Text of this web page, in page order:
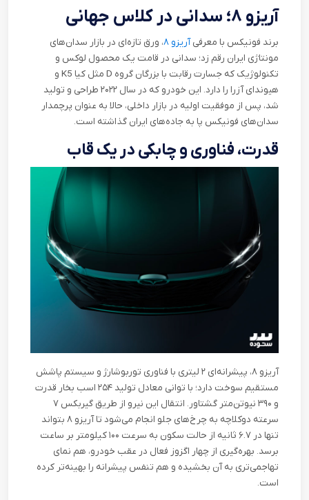
آریزو ۸؛ سدانی در کلاس جهانی
برند فونیکس با معرفیآریزو ۸
، ورق تازه‌ای در بازار سدان‌های
مونتاژی ایران رقم زد؛ سدانی در قامت یک محصول لوکس و
تکنولوژیک که جسارت رقابت با بزرگان گروه D مثل کیا K5 و
هیوندای آزرا را دارد. این خودرو که در سال ۲۰۲۲ طراحی و تولید
شد، پس از موفقیت اولیه در بازار داخلی، حالا به عنوان پرچمدار
سدان‌های فونیکس پا به جاده‌های ایران گذاشته است.
قدرت، فناوری و چابکی در یک قاب
آریزو ۸، پیشرانه‌ای ۲ لیتری با فناوری توربوشارژ و سیستم پاشش
مستقیم سوخت دارد؛ با توانی معادل تولید ۲۵۴ اسب بخار قدرت
و ۳۹۰ نیوتن‌متر گشتاور. انتقال این نیرو از طریق گیربکس ۷
سرعته دوکلاچه به چرخ‌های جلو انجام می‌شود تا آریزو ۸ بتواند
تنها در ۶.۷ ثانیه از حالت سکون به سرعت ۱۰۰ کیلومتر بر ساعت
برسد. بهره‌گیری از چهار اگزوز فعال در عقب خودرو، هم نمای
تهاجمی‌تری به آن بخشیده و هم تنفس پیشرانه را بهینه‌تر کرده
است.